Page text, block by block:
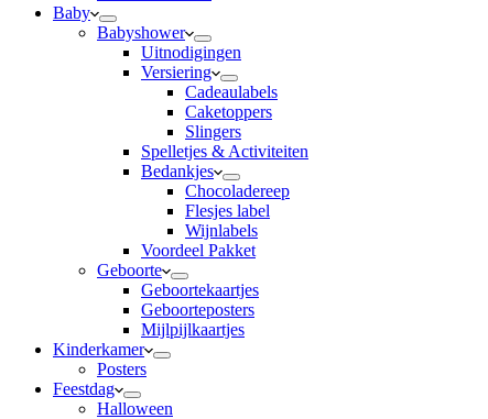
Baby
Babyshower
Uitnodigingen
Versiering
Cadeaulabels
Caketoppers
Slingers
Spelletjes & Activiteiten
Bedankjes
Chocoladereep
Flesjes label
Wijnlabels
Voordeel Pakket
Geboorte
Geboortekaartjes
Geboorteposters
Mijlpijlkaartjes
Kinderkamer
Posters
Feestdag
Halloween